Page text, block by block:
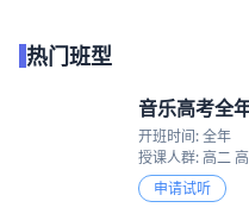
热门班型
音乐高考全
开班时间: 全年
授课人群: 高二
申请试听